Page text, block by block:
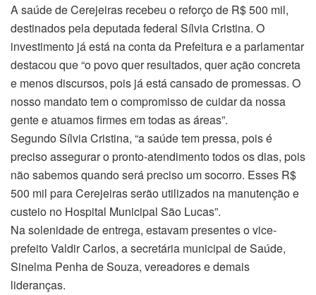
A saúde de Cerejeiras recebeu o reforço de R$ 500 mil,
destinados pela deputada federal Sílvia Cristina. O
investimento já está na conta da Prefeitura e a parlamentar
destacou que “o povo quer resultados, quer ação concreta
e menos discursos, pois já está cansado de promessas. O
nosso mandato tem o compromisso de cuidar da nossa
gente e atuamos firmes em todas as áreas”.
Segundo Sílvia Cristina, “a saúde tem pressa, pois é
preciso assegurar o pronto-atendimento todos os dias, pois
não sabemos quando será preciso um socorro. Esses R$
500 mil para Cerejeiras serão utilizados na manutenção e
custeio no Hospital Municipal São Lucas”.
Na solenidade de entrega, estavam presentes o vice-
prefeito Valdir Carlos, a secretária municipal de Saúde,
Sinelma Penha de Souza, vereadores e demais
lideranças.